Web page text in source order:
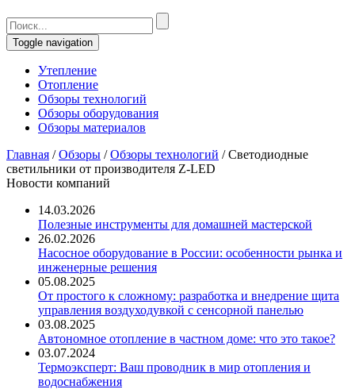
Toggle navigation
Утепление
Отопление
Обзоры технологий
Обзоры оборудования
Обзоры материалов
Главная /Обзоры /Обзоры технологий /Светодиодные
светильники от производителя Z-LED
Новости компаний
14.03.2026
Полезные инструменты для домашней мастерской
26.02.2026
Насосное оборудование в России: особенности рынка и
инженерные решения
05.08.2025
От простого к сложному: разработка и внедрение щита
управления воздуходувкой с сенсорной панелью
03.08.2025
Автономное отопление в частном доме: что это такое?
03.07.2024
Термоэксперт: Ваш проводник в мир отопления и
водоснабжения